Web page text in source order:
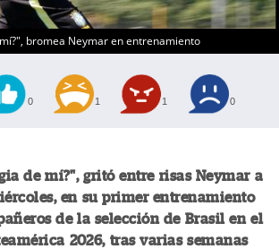
bromea Neymar en entrenamiento
0 1 1 0
de mí?", gritó entre risas Neymar a
en su primer entrenamiento
de la selección de Brasil en el
2026, tras varias semanas